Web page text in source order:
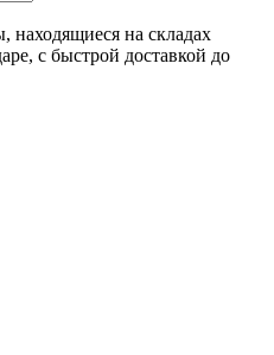
находящиеся на складах
с быстрой доставкой до